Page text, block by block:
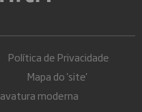
Política de Privacidade
Mapa do 'site'
moderna